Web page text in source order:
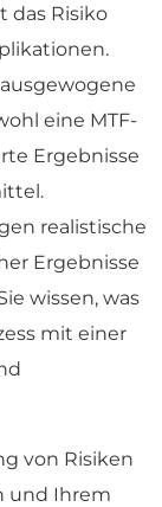
das Risiko
eine MTF-
Ergebnisse
realistische
Ergebnisse
wissen, was
mit einer
von Risiken
und Ihrem